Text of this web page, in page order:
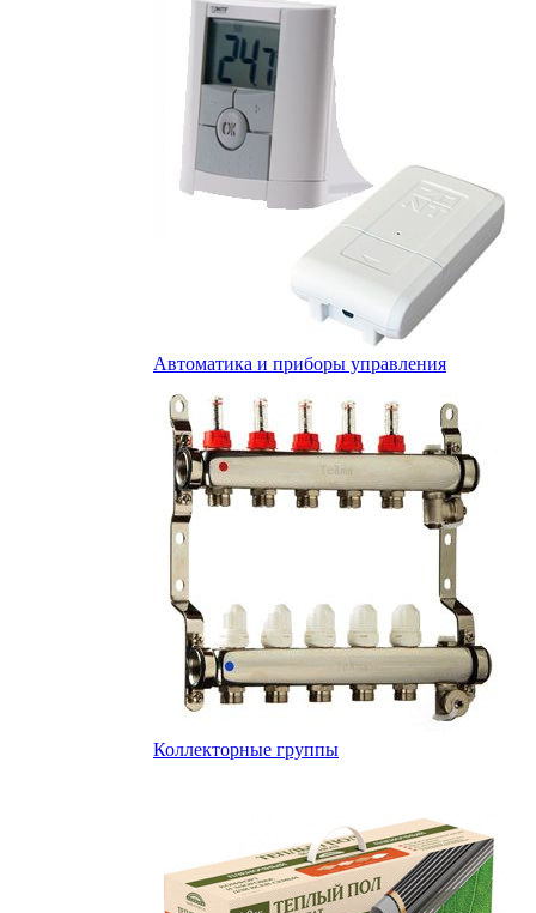
Автоматика и приборы управления
Коллекторные группы